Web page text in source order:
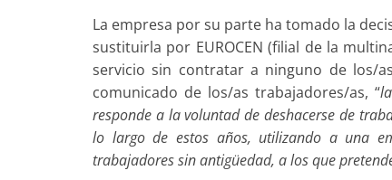
La empresa por su parte ha tomado la
sustituirla por EUROCEN (filial de la
servicio sin contratar a ninguno de los/
comunicado de los/as trabajadores/as, “
responde a la voluntad de deshacerse de
lo largo de estos años, utilizando a una
trabajadores sin antigüedad, a los que